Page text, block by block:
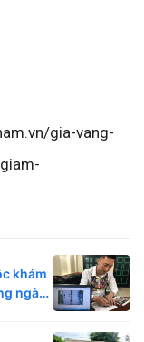
gia-vang-
khám
ngày